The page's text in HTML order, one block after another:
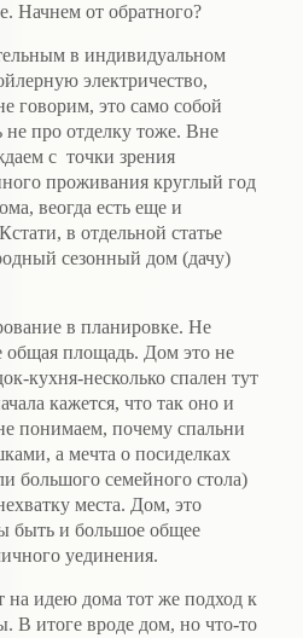
Начнем от обратного?
в индивидуальном
электричество,
говорим, это само собой
про отделку тоже. Вне
с точки зрения
проживания круглый год
веогда есть еще и
в отдельной статье
сезонный дом (дачу)
в планировке. Не
общая площадь. Дом это не
кухня-несколько спален тут
кажется, что так оно и
понимаем, почему спальни
а мечта о посиделках
большого семейного стола)
места. Дом, это
быть и большое общее
уединения.
на идею дома тот же подход к
В итоге вроде дом, но что-то